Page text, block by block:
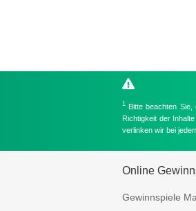
1 Bitte beachten
Richtigkeit der
verlinken wir bei
Online
Gewinnspiele